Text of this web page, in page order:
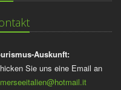
Auskunft:
Sie uns eine Email an